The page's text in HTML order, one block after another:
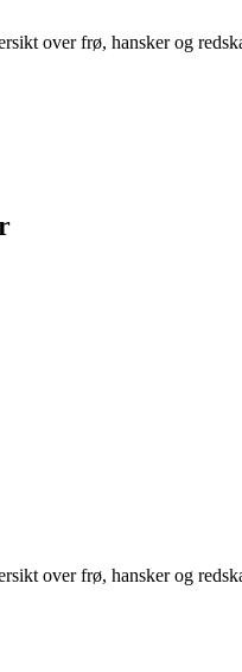
over frø, hansker og
over frø, hansker og